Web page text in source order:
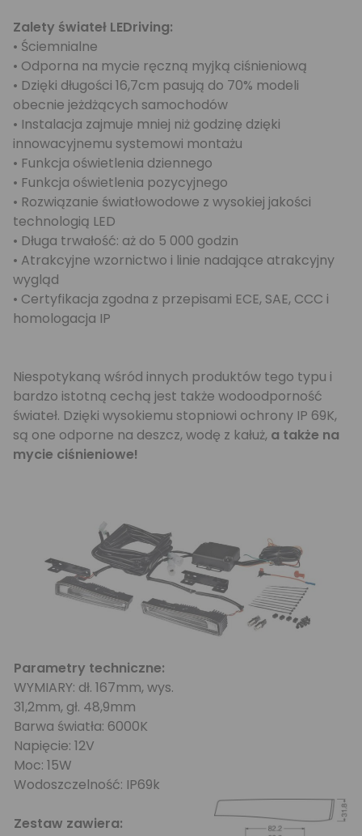
Zalety świateł LEDriving:
• Ściemnialne
• Odporna na mycie ręczną myjką ciśnieniową
• Dzięki długości 16,7cm pasują do 70% modeli
obecnie jeżdżących samochodów
• Instalacja zajmuje mniej niż godzinę dzięki
innowacyjnemu systemowi montażu
• Funkcja oświetlenia dziennego
• Funkcja oświetlenia pozycyjnego
• Rozwiązanie światłowodowe z wysokiej jakości
technologią LED
• Długa trwałość: aż do 5 000 godzin
• Atrakcyjne wzornictwo i linie nadające atrakcyjny
wygląd
• Certyfikacja zgodna z przepisami ECE, SAE, CCC i
homologacja IP
Niespotykaną wśród innych produktów tego typu i
bardzo istotną cechą jest także wodoodporność
świateł. Dzięki wysokiemu stopniowi ochrony IP 69K,
są one odporne na deszcz, wodę z kałuż, a także na
mycie ciśnieniowe!
Parametry techniczne:
WYMIARY: dł. 167mm, wys.
31,2mm, gł. 48,9mm
Barwa światła: 6000K
Napięcie: 12V
Moc: 15W
Wodoszczelność: IP69k
Zestaw zawiera: